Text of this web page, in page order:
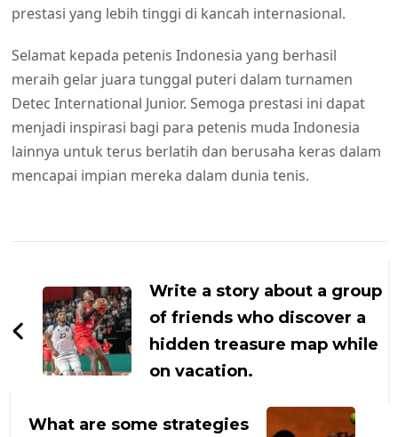
prestasi yang lebih tinggi di kancah internasional.
Selamat kepada petenis Indonesia yang berhasil
meraih gelar juara tunggal puteri dalam turnamen
Detec International Junior. Semoga prestasi ini dapat
menjadi inspirasi bagi para petenis muda Indonesia
lainnya untuk terus berlatih dan berusaha keras dalam
mencapai impian mereka dalam dunia tenis.
Artikel
Write a story about a group
of friends who discover a
hidden treasure map while
on vacation.
What are some strategies